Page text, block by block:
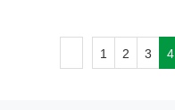
1 2 3 4